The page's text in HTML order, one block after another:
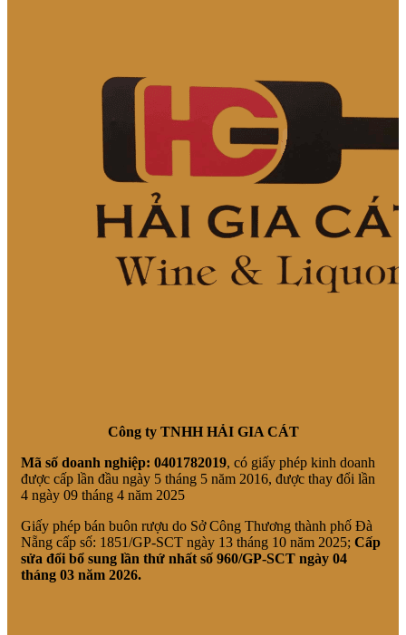
Công ty TNHH HẢI GIA CÁT
Mã số doanh nghiệp: 0401782019, có giấy phép kinh doanh
được cấp lần đầu ngày 5 tháng 5 năm 2016, được thay đổi lần
4 ngày 09 tháng 4 năm 2025
Giấy phép bán buôn rượu do Sở Công Thương thành phố Đà
Nẵng cấp số: 1851/GP-SCT ngày 13 tháng 10 năm 2025; Cấp
sửa đổi bổ sung lần thứ nhất số 960/GP-SCT ngày 04
tháng 03 năm 2026.